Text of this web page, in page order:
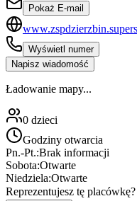
Pokaż E-mail
Wyświetl numer
Napisz wiadomość
Ładowanie mapy...
0 dzieci
Godziny otwarcia
Pn.-Pt.:Brak informacji
Sobota:Otwarte
Niedziela:Otwarte
Reprezentujesz tę placówkę?